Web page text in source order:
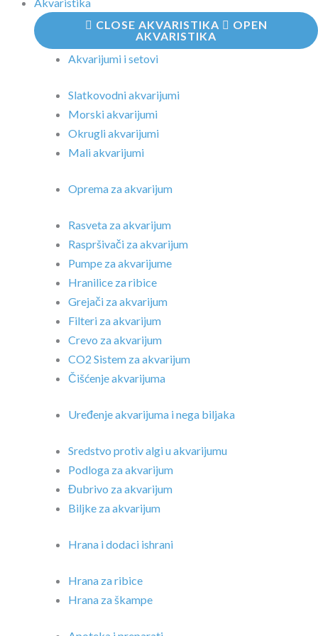
CLOSE AKVARISTIKA
OPEN
AKVARISTIKA
Akvarijumi i setovi
Slatkovodni akvarijumi
Morski akvarijumi
Okrugli akvarijumi
Mali akvarijumi
Oprema za akvarijum
Rasveta za akvarijum
Raspršivači za akvarijum
Pumpe za akvarijume
Hranilice za ribice
Grejači za akvarijum
Filteri za akvarijum
Crevo za akvarijum
CO2 Sistem za akvarijum
Čišćenje akvarijuma
Uređenje akvarijuma i nega biljaka
Sredstvo protiv algi u akvarijumu
Podloga za akvarijum
Đubrivo za akvarijum
Biljke za akvarijum
Hrana i dodaci ishrani
Hrana za ribice
Hrana za škampe